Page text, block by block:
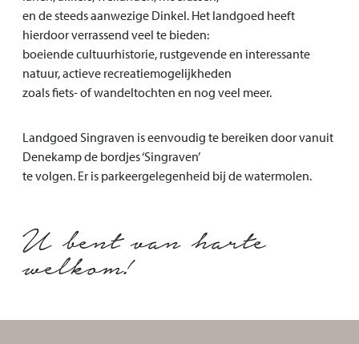
en de steeds aanwezige Dinkel. Het landgoed heeft
hierdoor verrassend veel te bieden:
boeiende cultuurhistorie, rustgevende en interessante
natuur, actieve recreatiemogelijkheden
zoals fiets- of wandeltochten en nog veel meer.
Landgoed Singraven is eenvoudig te bereiken door vanuit
Denekamp de bordjes ‘Singraven’
te volgen. Er is parkeergelegenheid bij de watermolen.
U bent van harte
welkom!